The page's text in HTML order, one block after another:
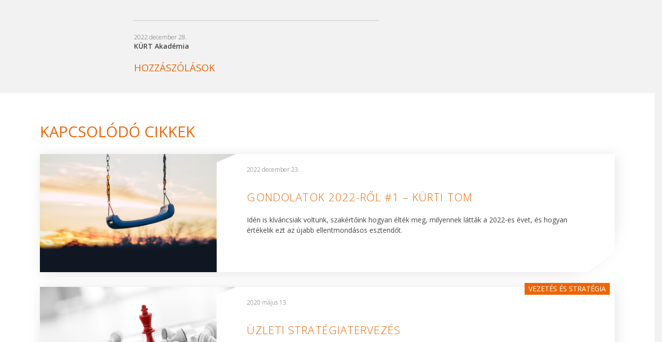
2022 december 28.
KÜRT Akadémia
HOZZÁSZÓLÁSOK
KAPCSOLÓDÓ CIKKEK
2022 december 23.
GONDOLATOK 2022-RŐL #1 – KÜRTI TOM
Idén is kíváncsiak voltunk, szakértőink hogyan élték meg, milyennek látták a 2022-es évet, és hogyan
értékelik ezt az újabb ellentmondásos esztendőt.
VEZETÉS ÉS STRATÉGIA
2020 május 13.
ÜZLETI STRATÉGIATERVEZÉS